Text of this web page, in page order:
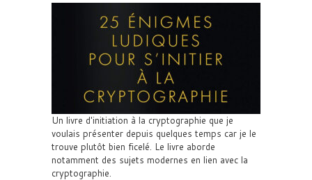
Un livre d'initiation à la cryptographie que je
voulais présenter depuis quelques temps car je le
trouve plutôt bien ficelé. Le livre aborde
notamment des sujets modernes en lien avec la
cryptographie.